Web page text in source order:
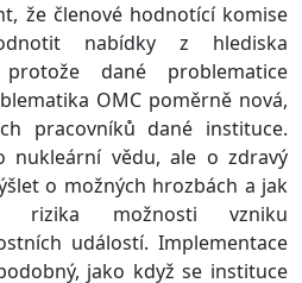
že členové hodnotící komise
nabídky z hlediska
dané problematice
OMC poměrně nová,
pracovníků dané instituce.
nukleární vědu, ale o zdravý
o možných hrozbách a jak
rizika možnosti vzniku
událostí. Implementace
jako když se instituce